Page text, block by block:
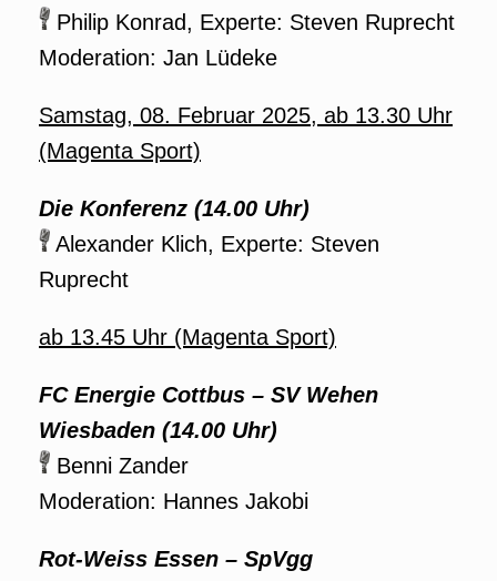
Philip Konrad, Experte: Steven Ruprecht
Moderation: Jan Lüdeke
Samstag, 08. Februar 2025, ab 13.30 Uhr
(Magenta Sport)
Die Konferenz (14.00 Uhr)
Alexander Klich, Experte: Steven
Ruprecht
ab 13.45 Uhr (Magenta Sport)
FC Energie Cottbus – SV Wehen
Wiesbaden (14.00 Uhr)
Benni Zander
Moderation: Hannes Jakobi
Rot-Weiss Essen – SpVgg